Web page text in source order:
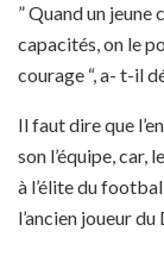
” Quand un jeune
capacités, on le
courage “, a- t-il
Il faut dire que
son l’équipe, car,
à l’élite du
l’ancien joueur